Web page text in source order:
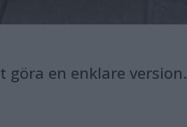
en enklare version.